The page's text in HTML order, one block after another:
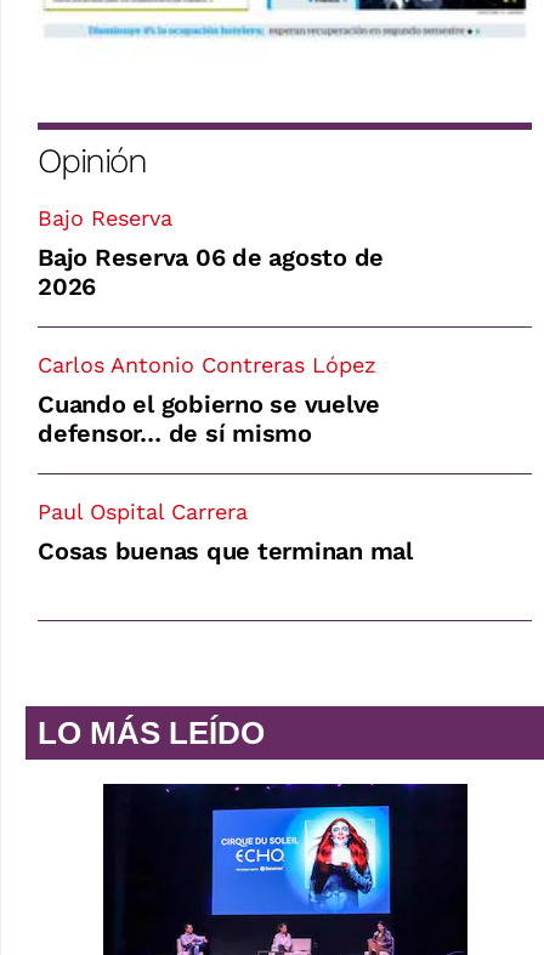
Opinión
Bajo Reserva
Bajo Reserva 06 de agosto de
2026
Carlos Antonio Contreras López
Cuando el gobierno se vuelve
defensor… de sí mismo
Paul Ospital Carrera
Cosas buenas que terminan mal
LO MÁS LEÍDO